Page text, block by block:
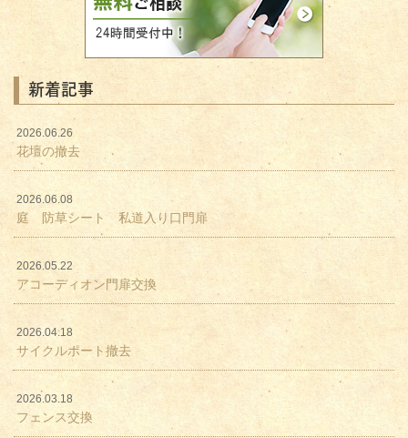
新着記事
2026.06.26
花壇の撤去
2026.06.08
庭 防草シート 私道入り口門扉
2026.05.22
アコーディオン門扉交換
2026.04.18
サイクルポート撤去
2026.03.18
フェンス交換